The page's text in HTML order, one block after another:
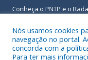
Conheça o PNTP e o
Nós usamos cookies
navegação no portal.
concorda com a
Para ter mais